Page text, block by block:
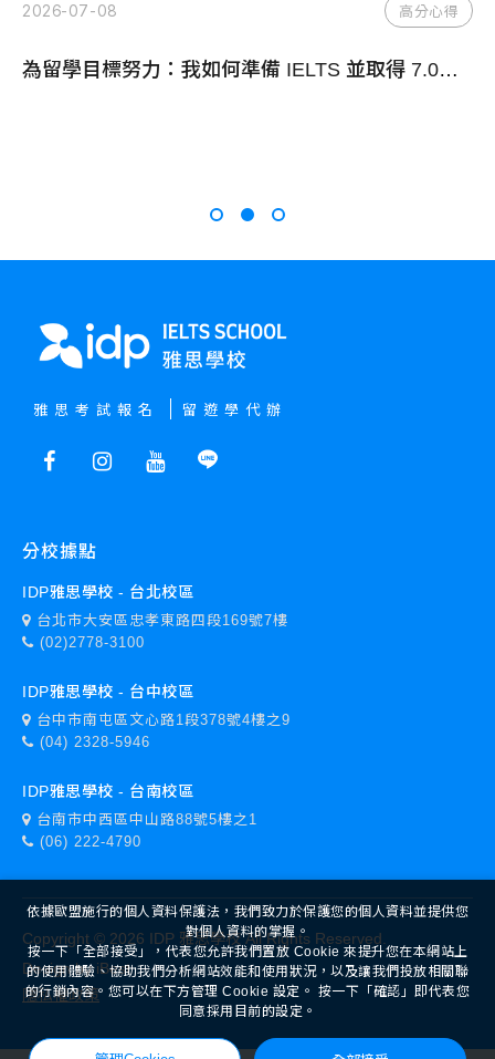
2026-07-08 高分心得
為留學目標努力：我如何準備 IELTS 並取得 7.0分數 | Cherry - IDP 台中雅思學校
雅思考試報名 留遊學代辦
分校據點
IDP雅思學校 - 台北校區
台北市大安區忠孝東路四段169號7樓
(02)2778-3100
IDP雅思學校 - 台中校區
台中市南屯區文心路1段378號4樓之9
(04) 2328-5946
IDP雅思學校 - 台南校區
台南市中西區中山路88號5樓之1
(06) 222-4790
Copyright © 2026 IDP 雅思學校 All Rights Reserved.
Design by iBest
隱私權政策
依據歐盟施行的個人資料保護法，我們致力於保護您的個人資料並提供您
對個人資料的掌握。
按一下「全部接受」，代表您允許我們置放 Cookie 來提升您在本網站上
的使用體驗、協助我們分析網站效能和使用狀況，以及讓我們投放相關聯
的行銷內容。您可以在下方管理 Cookie 設定。 按一下「確認」即代表您
同意採用目前的設定。